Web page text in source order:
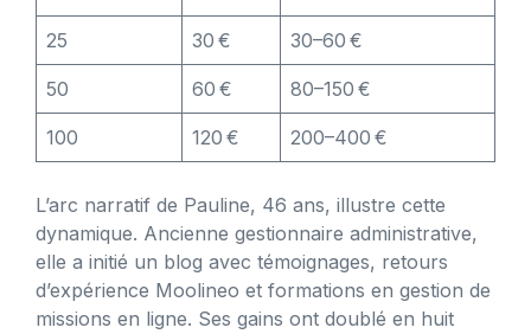
25 30 € 30–60 €
50 60 € 80–150 €
100 120 € 200–400 €
L’arc narratif de Pauline, 46 ans, illustre cette
dynamique. Ancienne gestionnaire administrative,
elle a initié un blog avec témoignages, retours
d’expérience Moolineo et formations en gestion de
missions en ligne. Ses gains ont doublé en huit